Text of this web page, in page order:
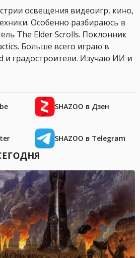
освещения видеоигр, кино,
Особенно разбираюсь в
The Elder Scrolls. Поклонник
Больше всего играю в
и градостроители. Изучаю ИИ и
SHAZOO в Дзен
SHAZOO в Telegram